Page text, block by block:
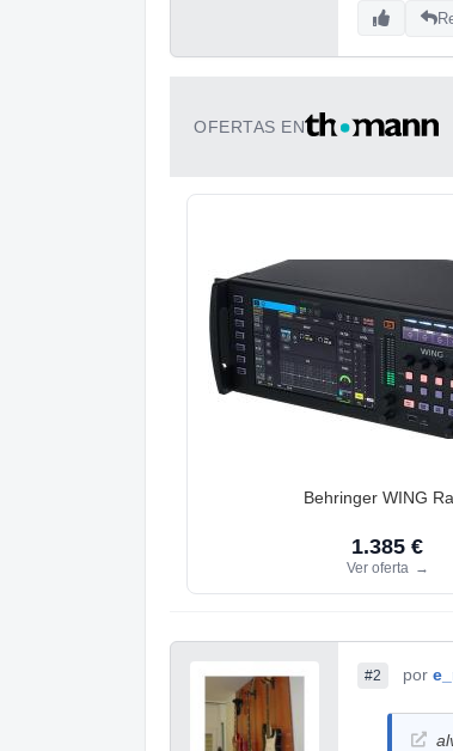
OFERTAS EN
Behringer WING
1.385 €
Ver oferta →
#2 por